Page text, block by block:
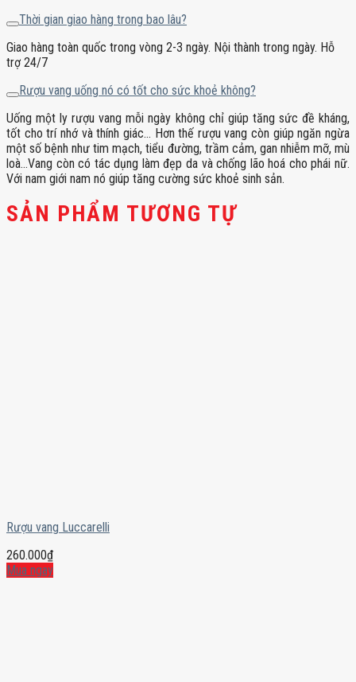
Thời gian giao hàng trong bao lâu?
Giao hàng toàn quốc trong vòng 2-3 ngày. Nội thành trong ngày. Hỗ
trợ 24/7
Rượu vang uống nó có tốt cho sức khoẻ không?
Uống một ly rượu vang mỗi ngày không chỉ giúp tăng sức đề kháng,
tốt cho trí nhớ và thính giác… Hơn thế rượu vang còn giúp ngăn ngừa
một số bệnh như tim mạch, tiểu đường, trầm cảm, gan nhiễm mỡ, mù
loà…Vang còn có tác dụng làm đẹp da và chống lão hoá cho phái nữ.
Với nam giới nam nó giúp tăng cường sức khoẻ sinh sản.
SẢN PHẨM TƯƠNG TỰ
Rượu vang Luccarelli
260.000₫
Mua ngay